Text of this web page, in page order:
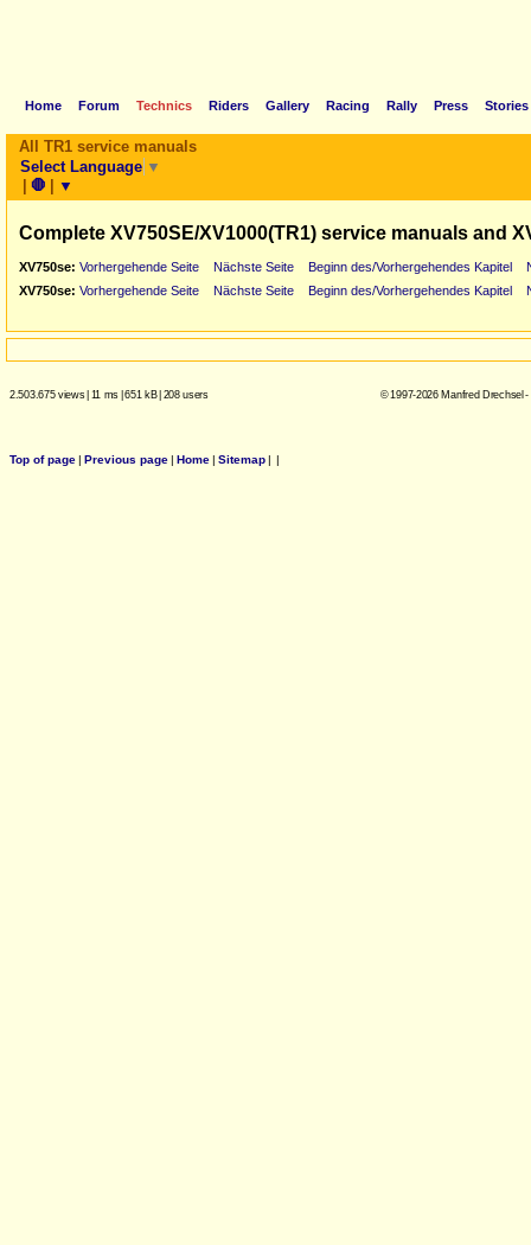
Home Forum Technics Riders Gallery Racing Rally Press Stories
All TR1 service manuals
Select Language ▼
| 🛑 | ▼
Complete XV750SE/XV1000(TR1) service manuals and
XV750se: Vorhergehende Seite Nächste Seite Beginn des/Vorhergehendes Kapitel
XV750se: Vorhergehende Seite Nächste Seite Beginn des/Vorhergehendes Kapitel
2.503.675 views| 11 ms |651 kB| 208 users © 1997-2026 Manfred Drechsel
Top of page| Previous page| Home| Sitemap| |